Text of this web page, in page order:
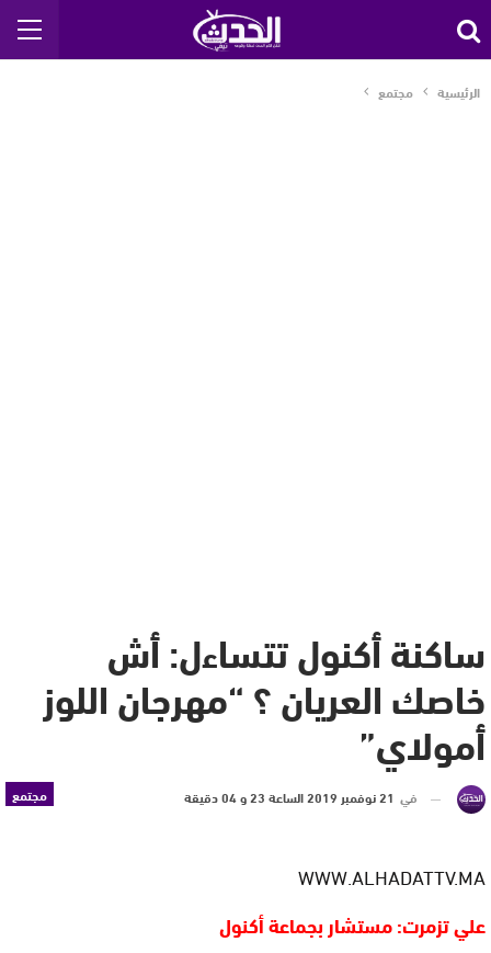
الرئيسية مجتمع
ساكنة أكنول تتساءل: أش
خاصك العريان ؟ “مهرجان اللوز
أمولاي”
مجتمع في 21 نوفمبر 2019 الساعة 23 و 04 دقيقة
WWW.ALHADATTV.MA
علي تزمرت: مستشار بجماعة أكنول